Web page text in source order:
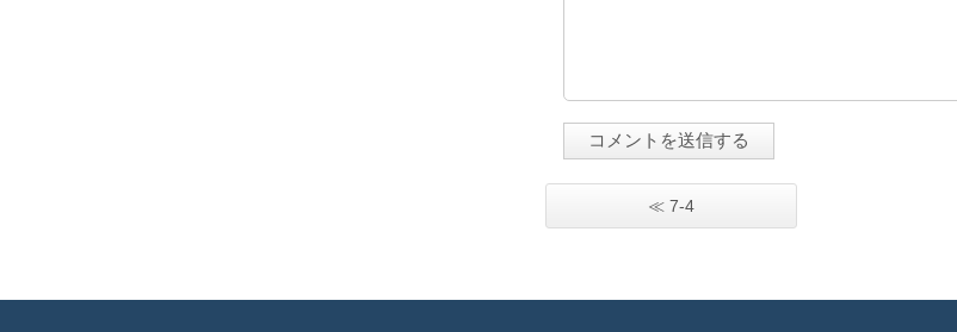
≪ 7-4